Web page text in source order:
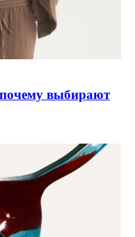
выбирают